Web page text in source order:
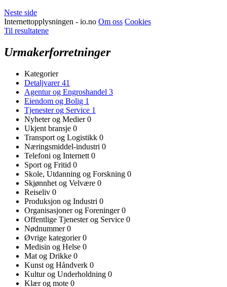
Neste side
Internettopplysningen - io.no Om oss Cookies
Til resultatene
Urmakerforretninger
Kategorier
Detaljvarer41
Agentur og Engroshandel 3
Eiendom og Bolig 1
Tjenester og Service 1
Nyheter og Medier0
Ukjent bransje 0
Transport og Logistikk 0
Næringsmiddel-industri 0
Telefoni og Internett 0
Sport og Fritid 0
Skole, Utdanning og Forskning 0
Skjønnhet og Velvære 0
Reiseliv 0
Produksjon og Industri 0
Organisasjoner og Foreninger0
Offentlige Tjenester og Service 0
Nødnummer0
Øvrige kategorier0
Medisin og Helse 0
Mat og Drikke 0
Kunst og Håndverk 0
Kultur og Underholdning 0
Klær og mote 0